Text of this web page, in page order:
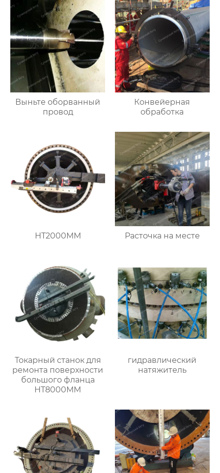
Выньте оборванный
провод
Конвейерная
обработка
HT2000MM Расточка на месте
Токарный станок для
ремонта поверхности
большого фланца
HT8000MM
гидравлический
натяжитель